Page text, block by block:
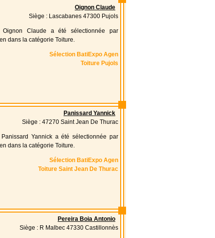
Oignon Claude
Siège : Lascabanes 47300 Pujols
Oignon Claude a été sélectionnée par
dans la catégorie Toiture.
Sélection BatiExpo Agen
Toiture Pujols
Panissard Yannick
Siège : 47270 Saint Jean De Thurac
Panissard Yannick a été sélectionnée par
dans la catégorie Toiture.
Sélection BatiExpo Agen
Toiture Saint Jean De Thurac
Pereira Boia Antonio
Siège : R Malbec 47330 Castillonnès